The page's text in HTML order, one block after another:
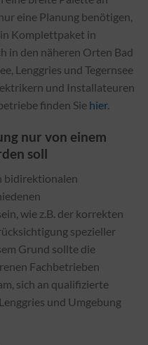
eine Planung benötigen,
Komplettpaket in
in den näheren Orten Bad
Lenggries und Tegernsee
und Installateuren
finden Sie hier.
nur von einem
soll
bidirektionalen
wie z.B. der korrekten
spezieller
Grund sollte die
Fachbetrieben
sich an qualifizierte
und Umgebung